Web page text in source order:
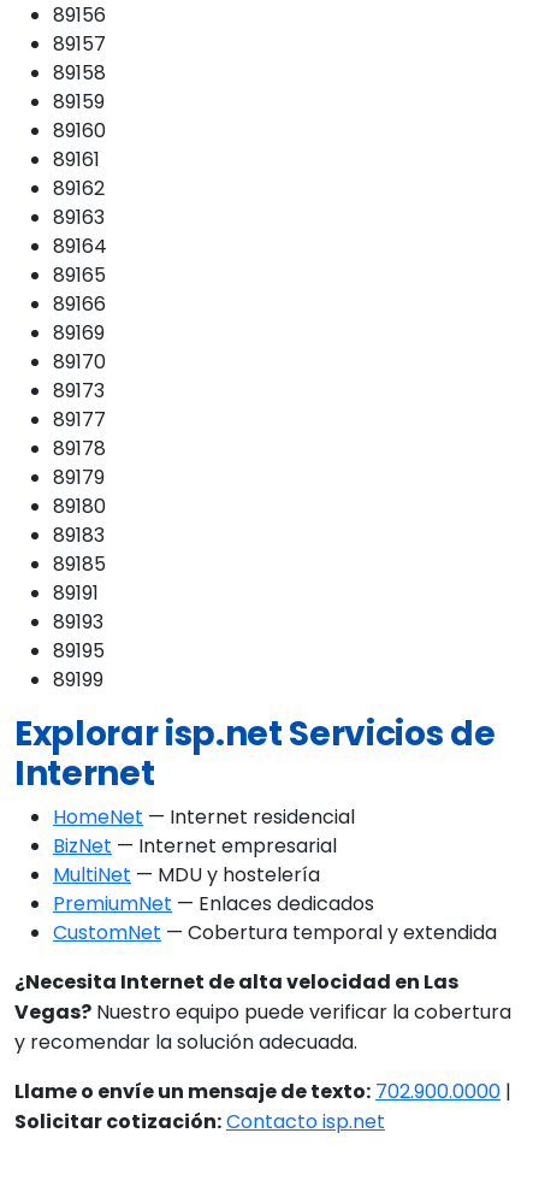
89156
89157
89158
89159
89160
89161
89162
89163
89164
89165
89166
89169
89170
89173
89177
89178
89179
89180
89183
89185
89191
89193
89195
89199
Explorar isp.net Servicios de
Internet
HomeNet — Internet residencial
BizNet — Internet empresarial
MultiNet — MDU y hostelería
PremiumNet — Enlaces dedicados
CustomNet — Cobertura temporal y extendida
¿Necesita Internet de alta velocidad en Las
Vegas? Nuestro equipo puede verificar la cobertura
y recomendar la solución adecuada.
Llame o envíe un mensaje de texto: 702.900.0000 |
Solicitar cotización:Contacto isp.net